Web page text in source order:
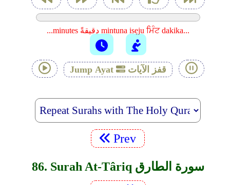
...minutes دقيقةً mintuna isẹju ਮਿੰਟ dakika...
Jump Ayat قفز الآيات
Prev
86. Surah At-Târiq سورة الطارق